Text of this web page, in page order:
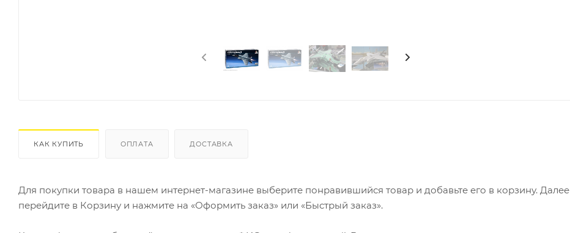
КАК КУПИТЬ ОПЛАТА ДОСТАВКА
Для покупки товара в нашем интернет-магазине выберите понравившийся товар и добавьте его в корзину. Далее
перейдите в Корзину и нажмите на «Оформить заказ» или «Быстрый заказ».